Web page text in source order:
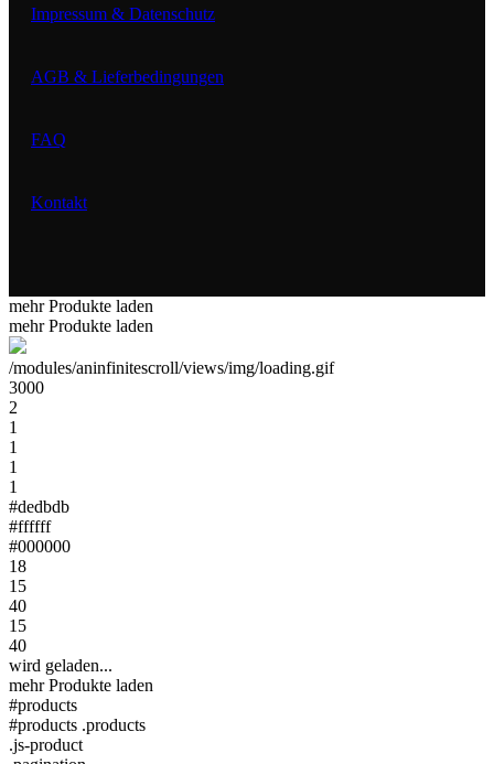
Impressum & Datenschutz
AGB & Lieferbedingungen
FAQ
Kontakt
mehr Produkte laden
mehr Produkte laden
/modules/aninfinitescroll/views/img/loading.gif
3000
2
1
1
1
1
#dedbdb
#ffffff
#000000
18
15
40
15
40
wird geladen...
mehr Produkte laden
#products
#products .products
.js-product